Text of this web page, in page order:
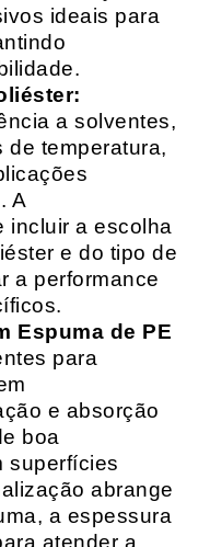
ideais para
a solventes,
de temperatura,
A
incluir a escolha
e do tipo de
a performance
Espuma de PE
para
e absorção
boa
superfícies
abrange
a espessura
atender a